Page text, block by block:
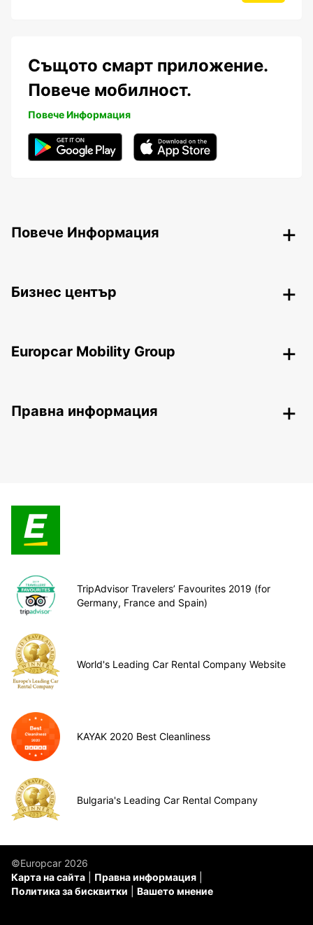
Същото смарт приложение.
Повече мобилност.
Повече Информация
Повече Информация
Бизнес център
Europcar Mobility Group
Правна информация
TripAdvisor Travelers’ Favourites 2019 (for
Germany, France and Spain)
World's Leading Car Rental Company Website
KAYAK 2020 Best Cleanliness
Bulgaria's Leading Car Rental Company
©Europcar 2026
Карта на сайта
Правна информация
Политика за бисквитки
Вашето мнение